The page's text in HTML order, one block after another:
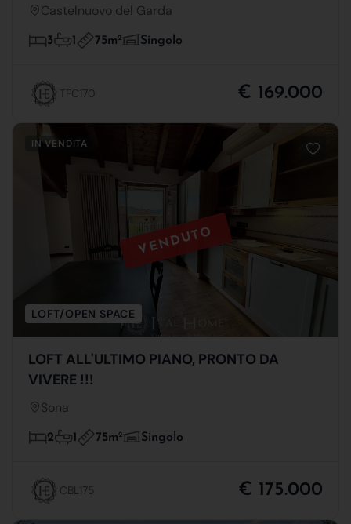
Castelnuovo del Garda
3 1 75m2 Singolo
TFC170 € 169.000
VENDUTO
IN VENDITA
LOFT/OPEN SPACE
LOFT ALL'ULTIMO PIANO, PRONTO DA
VIVERE !!!
Sona
2 1 75m2 Singolo
CBL175 € 175.000